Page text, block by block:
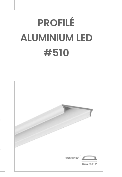
Add to Cart
Vue
PROFILÉ
ALUMINIUM LED
#510